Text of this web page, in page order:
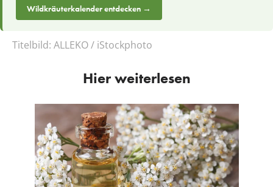
Wildkräuterkalender entdecken →
Titelbild: ALLEKO / iStockphoto
Hier weiterlesen